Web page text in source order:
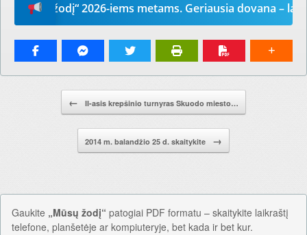
žodį“ 2026-iems metams. Geriausia dovana –
Pranešimo navigacija.
← II-asis krepšinio turnyras Skuodo miesto…
2014 m. balandžio 25 d. skaitykite →
Gaukite „Mūsų žodį“ patogiai PDF formatu – skaitykite laikraštį
telefone, planšetėje ar kompiuteryje, bet kada ir bet kur.